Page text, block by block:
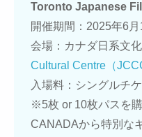
Toronto Japanese
開催期間：2025年6
会場：カナダ日系文
Cultural Centre（
入場料：シングルチ
※5枚 or 10枚パスを
CANADAから特別な